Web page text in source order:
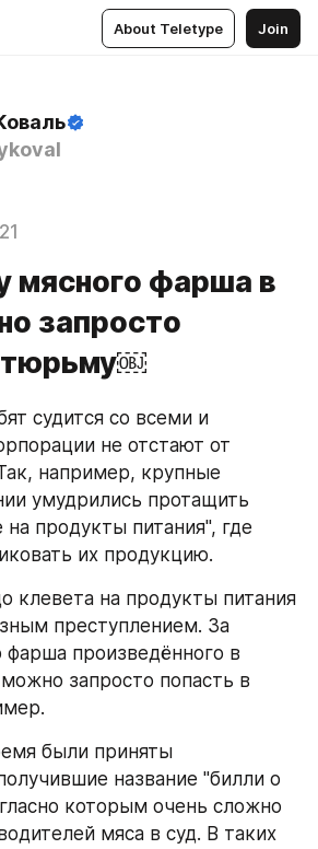
About Teletype Join
мясного фарша в
запросто
тюрьму￼
судится со всеми и
не отстают от
например, крупные
умудрились протащить
на продукты питания", где
их продукцию.
клевета на продукты питания
преступлением. За
фарша произведённого в
запросто попасть в
были приняты
название "билли о
которым очень сложно
мяса в суд. В таких